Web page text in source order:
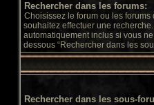
Rechercher dans les forums:
Choisissez le forum ou les
souhaitez effectuer une
automatiquement inclus si vous
dessous “Rechercher dans les
Rechercher dans les sous-